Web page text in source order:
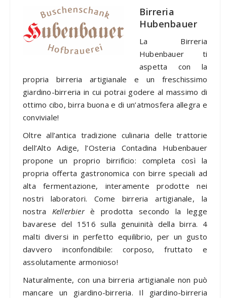
Birreria
Hubenbauer
La Birreria
Hubenbauer ti
aspetta con la
propria birreria artigianale e un freschissimo
giardino-birreria in cui potrai godere al massimo di
ottimo cibo, birra buona e di un’atmosfera allegra e
conviviale!
Oltre all’antica tradizione culinaria delle trattorie
dell’Alto Adige, l’Osteria Contadina Hubenbauer
propone un proprio birrificio: completa così la
propria offerta gastronomica con birre speciali ad
alta fermentazione, interamente prodotte nei
nostri laboratori. Come birreria artigianale, la
nostra Kellerbierè prodotta secondo la legge
bavarese del 1516 sulla genuinità della birra. 4
malti diversi in perfetto equilibrio, per un gusto
davvero inconfondibile: corposo, fruttato e
assolutamente armonioso!
Naturalmente, con una birreria artigianale non può
mancare un giardino-birreria. Il giardino-birreria